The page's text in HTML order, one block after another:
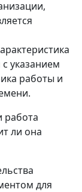
указанием
работы и
работа
ли она
для